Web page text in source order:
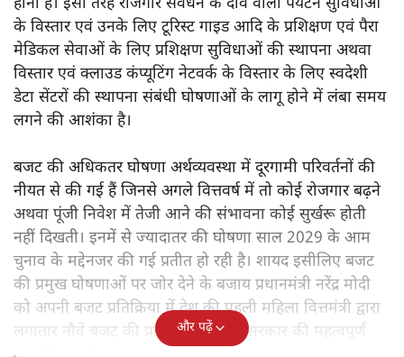
होना है। इसी तरह रोजगार संवर्धन के दावे वाली पर्यटन सुविधाओं
के विस्तार एवं उनके लिए टूरिस्ट गाइड आदि के प्रशिक्षण एवं पैरा
मेडिकल सेवाओं के लिए प्रशिक्षण सुविधाओं की स्थापना अथवा
विस्तार एवं क्लाउड कंप्यूटिंग नेटवर्क के विस्तार के लिए स्वदेशी
डेटा सेंटरों की स्थापना संबंधी घोषणाओं के लागू होने में लंबा समय
लगने की आशंका है।
बजट की अधिकतर घोषणा अर्थव्यवस्था में दूरगामी परिवर्तनों की
नीयत से की गई हैं जिनसे अगले वित्तवर्ष में तो कोई रोजगार बढ़ने
अथवा पूंजी निवेश में तेजी आने की संभावना कोई सुर्खरू होती
नहीं दिखती। इनमें से ज्यादातर की घोषणा साल 2029 के आम
चुनाव के मद्देनजर की गई प्रतीत हो रही है। शायद इसीलिए बजट
की प्रमुख घोषणाओं पर जोर देने के बजाय प्रधानमंत्री नरेंद्र मोदी
को अपनी बजट प्रतिक्रिया में देश की पहली महिला वित्तमंत्री द्वारा
लगातार नौवें बजट की प्रस्तुति को अपनी सरकार की महत्वपूर्ण
और पढ़ें